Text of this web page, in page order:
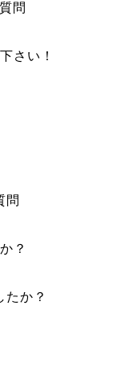
問
さい！
問
？
たか？